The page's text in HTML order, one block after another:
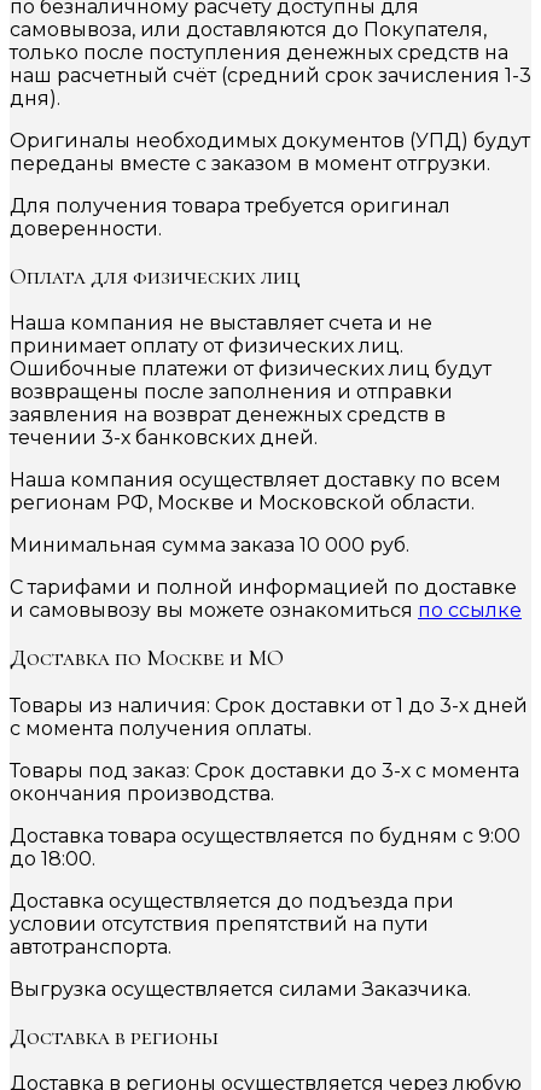
по безналичному расчету доступны для
самовывоза, или доставляются до Покупателя,
только после поступления денежных средств на
наш расчетный счёт (средний срок зачисления 1-3
дня).
Оригиналы необходимых документов (УПД) будут
переданы вместе с заказом в момент отгрузки.
Для получения товара требуется оригинал
доверенности.
Оплата для физических лиц
Наша компания не выставляет счета и не
принимает оплату от физических лиц.
Ошибочные платежи от физических лиц будут
возвращены после заполнения и отправки
заявления на возврат денежных средств в
течении 3-х банковских дней.
Наша компания осуществляет доставку по всем
регионам РФ, Москве и Московской области.
Минимальная сумма заказа 10 000 руб.
С тарифами и полной информацией по доставке
и самовывозу вы можете ознакомиться по ссылке
Доставка по Москве и МО
Товары из наличия: Срок доставки от 1 до 3-х дней
с момента получения оплаты.
Товары под заказ: Срок доставки до 3-х с момента
окончания производства.
Доставка товара осуществляется по будням с 9:00
до 18:00.
Доставка осуществляется до подъезда при
условии отсутствия препятствий на пути
автотранспорта.
Выгрузка осуществляется силами Заказчика.
Доставка в регионы
Доставка в регионы осуществляется через любую